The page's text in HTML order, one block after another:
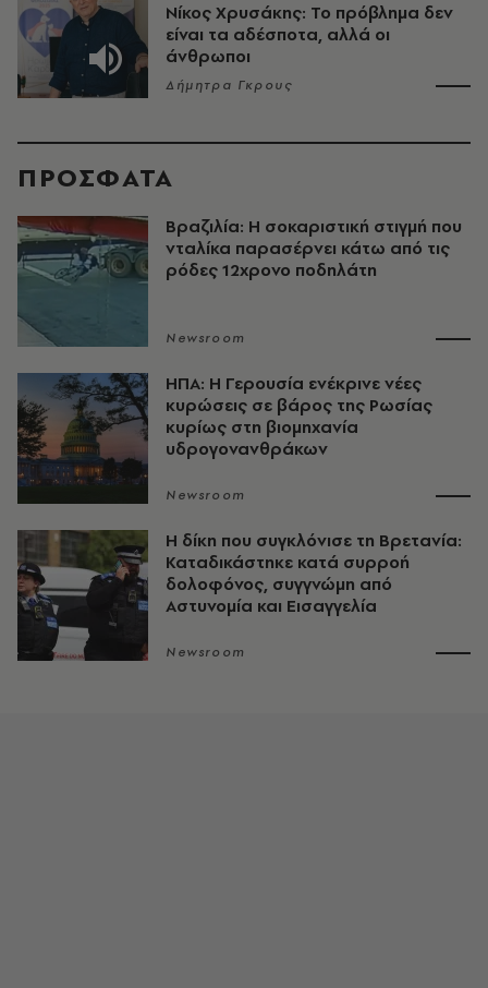
Νίκος Χρυσάκης: Το πρόβλημα δεν
είναι τα αδέσποτα, αλλά οι
άνθρωποι
Δήμητρα Γκρους
ΠΡΟΣΦΑΤΑ
Βραζιλία: Η σοκαριστική στιγμή που
νταλίκα παρασέρνει κάτω από τις
ρόδες 12χρονο ποδηλάτη
Newsroom
ΗΠΑ: Η Γερουσία ενέκρινε νέες
κυρώσεις σε βάρος της Ρωσίας
κυρίως στη βιομηχανία
υδρογονανθράκων
Newsroom
H δίκη που συγκλόνισε τη Βρετανία:
Καταδικάστηκε κατά συρροή
δολοφόνος, συγγνώμη από
Αστυνομία και Εισαγγελία
Newsroom